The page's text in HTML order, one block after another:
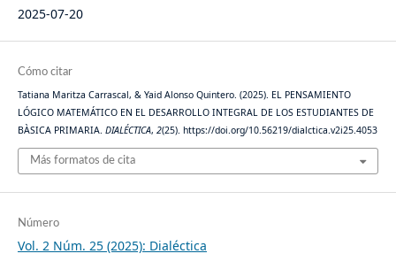
2025-07-20
Cómo citar
Tatiana Maritza Carrascal, & Yaid Alonso Quintero. (2025). EL PENSAMIENTO
LÓGICO MATEMÁTICO EN EL DESARROLLO INTEGRAL DE LOS ESTUDIANTES DE
BÀSICA PRIMARIA. DIALÉCTICA, 2(25). https://doi.org/10.56219/dialctica.v2i25.4053
Más formatos de cita
Número
Vol. 2 Núm. 25 (2025): Dialéctica